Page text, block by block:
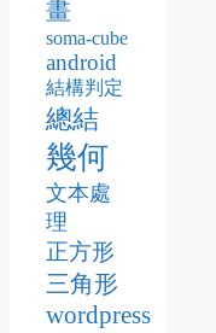
畫
soma-cube
android
結構判定
總結
幾何
文本處
理
正方形
三角形
wordpress